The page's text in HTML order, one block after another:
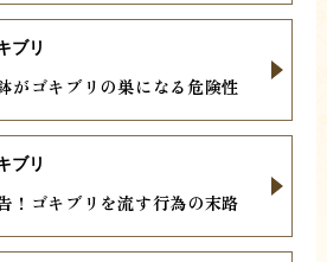
がゴキブリの巣になる危険性
ブリ
！ゴキブリを流す行為の末路
ブリ